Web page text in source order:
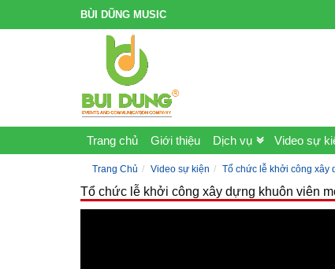
BÙI DŨNG MUSIC
Trang chủ Giới thiệu Dịch vụ Video sự
Trang Chủ Video sự kiện Tổ chức lễ khởi công
Tổ chức lễ khởi công xây dựng khuôn viên